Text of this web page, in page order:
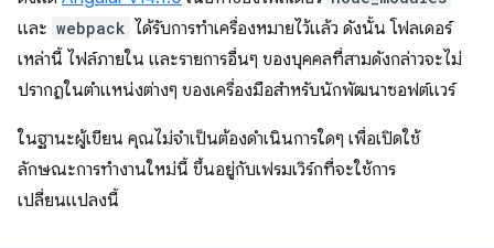
และ webpack ได้รับการทําเครื่องหมายไว้แล้ว ดังนั้น โฟลเดอร์
เหล่านี้ ไฟล์ภายใน และรายการอื่นๆ ของบุคคลที่สามดังกล่าวจะไม่
ปรากฏในตำแหน่งต่างๆ ของเครื่องมือสำหรับนักพัฒนาซอฟต์แวร์
ในฐานะผู้เขียน คุณไม่จำเป็นต้องดำเนินการใดๆ เพื่อเปิดใช้
ลักษณะการทำงานใหม่นี้ ขึ้นอยู่กับเฟรมเวิร์กที่จะใช้การ
เปลี่ยนแปลงนี้